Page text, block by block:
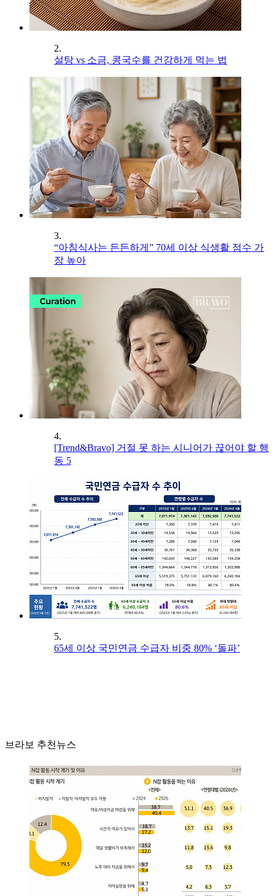
2.
설탕 vs 소금, 콩국수를 건강하게 먹는 법
3.
“아침식사는 든든하게” 70세 이상 식생활 점수 가
장 높아
4.
[Trend&Bravo] 거절 못 하는 시니어가 끊어야 할 행
동 5
5.
65세 이상 국민연금 수급자 비중 80% ‘돌파’
브라보 추천뉴스